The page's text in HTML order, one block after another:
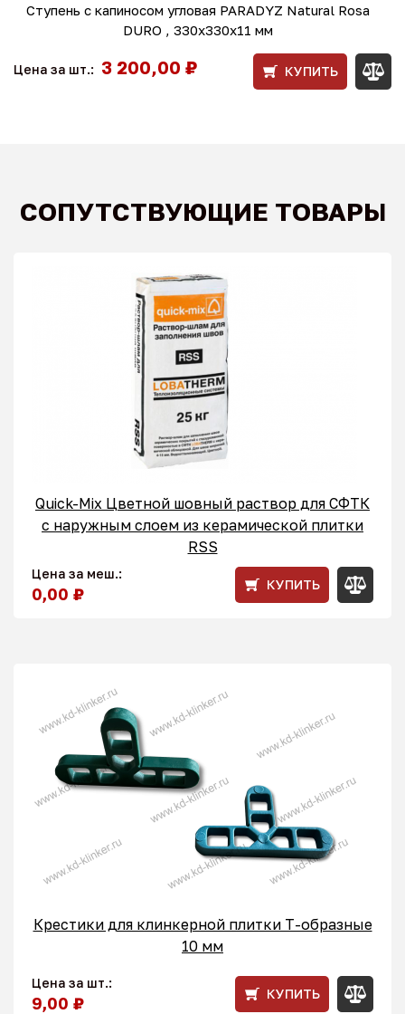
Ступень с капиносом угловая PARADYZ Natural Rosa
DURO , 330x330x11 мм
Цена за шт.: 3 200,00 ₽ КУПИТЬ
СОПУТСТВУЮЩИЕ ТОВАРЫ
Quick-Mix Цветной шовный раствор для СФТК
с наружным слоем из керамической плитки
RSS
Цена за меш.:
0,00 ₽ КУПИТЬ
Крестики для клинкерной плитки T-образные
10 мм
Цена за шт.:
9,00 ₽ КУПИТЬ